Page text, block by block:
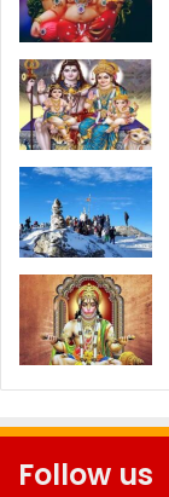
Follow us